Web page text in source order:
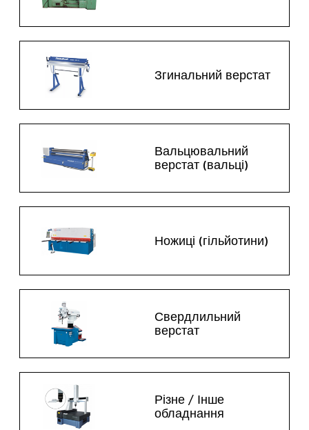
Згинальний верстат
Вальцювальний
верстат (вальці)
Ножиці (гільйотини)
Свердлильний
верстат
Різне / Інше
обладнання